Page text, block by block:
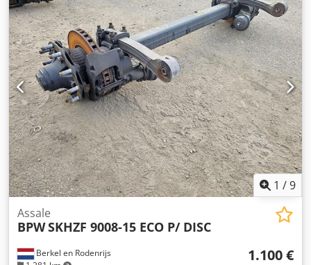
1 /9
Berkel en Rodenrijs
Assale
BPWSKHZF 9008-15 ECO P/ DISC
1.100 €